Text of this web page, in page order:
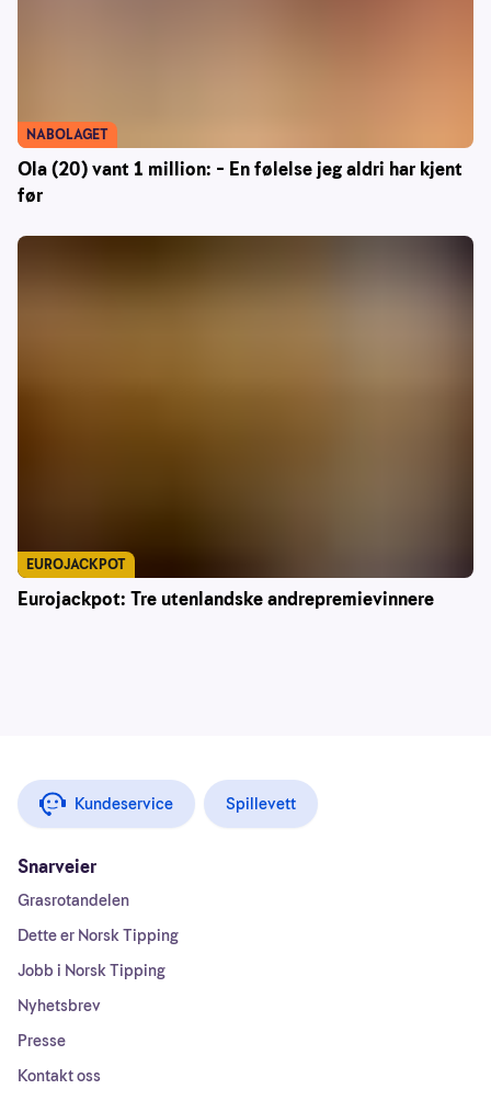
Ola (20) vant 1 million: – En følelse jeg aldri har kjent
før
NABOLAGET
Eurojackpot: Tre utenlandske andrepremievinnere
EUROJACKPOT
Kundeservice Spillevett
Snarveier
Grasrotandelen
Dette er Norsk Tipping
Jobb i Norsk Tipping
Nyhetsbrev
Presse
Kontakt oss